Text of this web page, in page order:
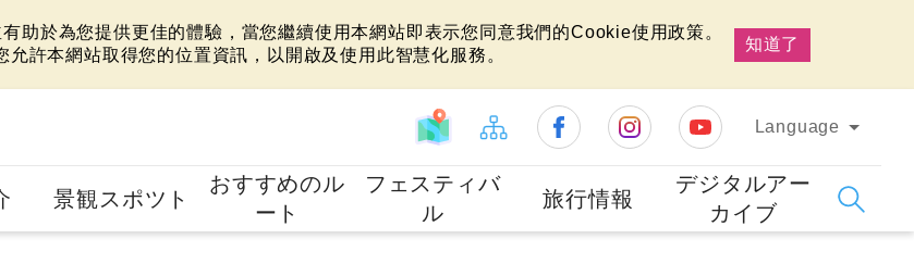
助於為您提供更佳的體驗，當您繼續使用本網站即表示您同意我們的Cookie使用政策。
許本網站取得您的位置資訊，以開啟及使用此智慧化服務。
知道了
Language
景観スポツト
おすすめのル
ート
フェスティバ
ル
旅行情報
デジタルアー
カイブ